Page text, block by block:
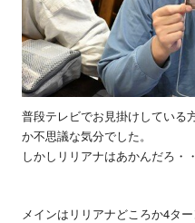
普段テレビでお見掛けしている
か不思議な気分でした。
しかしリリアナはあかんだろ・
メインはリリアナどころか4タ